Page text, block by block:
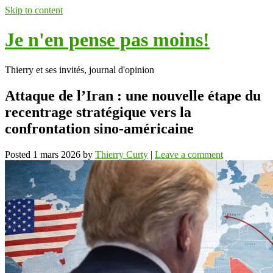
Skip to content
Je n'en pense pas moins!
Thierry et ses invités, journal d'opinion
Attaque de l’Iran : une nouvelle étape du
recentrage stratégique vers la
confrontation sino-américaine
Posted 1 mars 2026 by Thierry Curty | Leave a comment